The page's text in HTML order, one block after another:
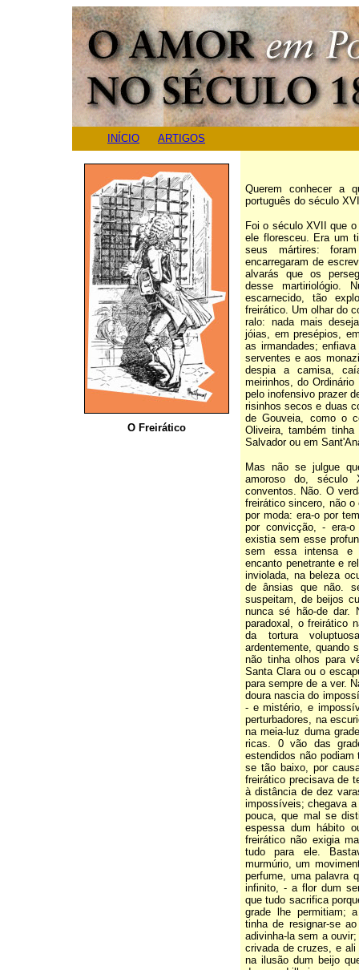
INÍCIO ARTIGOS
O Freirático
Querem conhecer a
português do século
Foi o século XVII que
ele floresceu. Era um
seus mártires:
encarregaram de
alvarás que os
desse martiriológio.
escarnecido, tão
freirático. Um olhar do
ralo: nada mais
jóias, em presépios,
as irmandades;
serventes e aos
despia a camisa,
meirinhos, do
pelo inofensivo prazer
risinhos secos e duas
de Gouveia, como o
Oliveira, também
Salvador ou em
Mas não se julgue
amoroso do,
conventos. Não. O
freirático sincero, não
por moda: era-o por
por convicção, - era-
existia sem esse
sem essa intensa e
encanto penetrante e
inviolada, na beleza
de ânsias que não.
suspeitam, de beijos
nunca sé hão-de dar.
paradoxal, o freirático
da tortura
ardentemente, quando
não tinha olhos para
Santa Clara ou o
para sempre de a ver.
doura nascia do
- e mistério, e
perturbadores, na
na meia-luz duma
ricas. 0 vão das
estendidos não
se tão baixo, por
freirático precisava de
à distância de dez
impossíveis; chegava
pouca, que mal se
espessa dum hábito
freirático não exigia
tudo para ele.
murmúrio, um
perfume, uma palavra
infinito, - a flor dum
que tudo sacrifica
grade lhe permitiam;
tinha de resignar-se
adivinha-la sem a
crivada de cruzes, e
na ilusão dum beijo